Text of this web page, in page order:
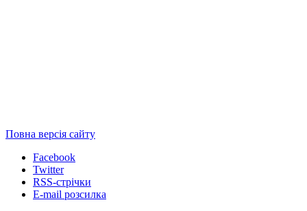
Повна версія сайту
Facebook
Twitter
RSS-стрічки
E-mail розсилка